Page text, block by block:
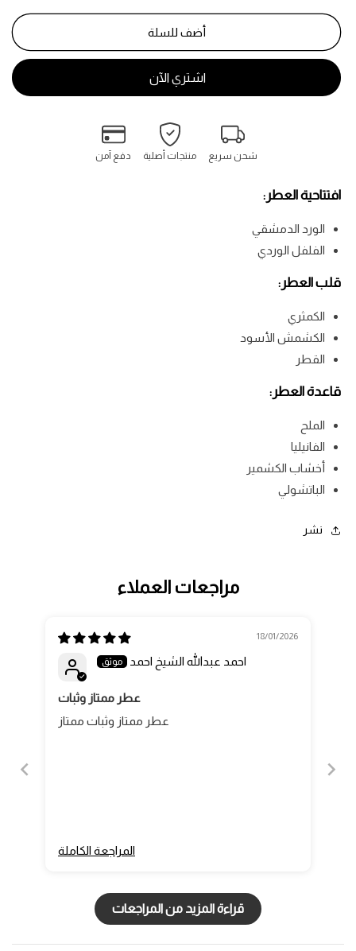
أولمبيا
أولمبيا
أضف للسلة
شحن سريع منتجات أصلية دفع آمن
افتتاحية العطر:
الورد الدمشقي
الفلفل الوردي
قلب العطر:
الكمثري
الكشمش الأسود
القطر
قاعدة العطر:
الملح
الفانيليا
أخشاب الكشمير
الباتشولي
نشر
مراجعات العملاء
18/01/2026
احمد عبدالله الشيخ احمد
عطر ممتاز وثبات
عطر ممتاز وثبات ممتاز
المراجعة الكاملة
قراءة المزيد من المراجعات